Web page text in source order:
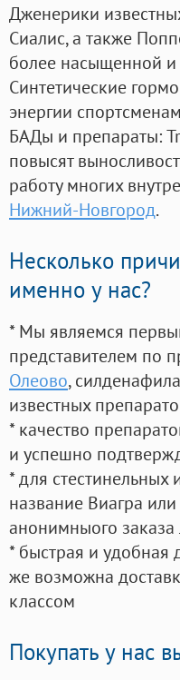
Дженерики
Сиалис, а также
более насыщенной и
Синтетические
энергии
БАДы и препараты:
повысят
работу многих
Нижний-Новгород.
Несколько
именно у нас?
* Мы являемся
представителем по
Олеово, силденафила
известных
* качество
и успешно
* для
название Виагра
анонимныого
* быстрая и удобная
же возможна
классом
Покупать у нас